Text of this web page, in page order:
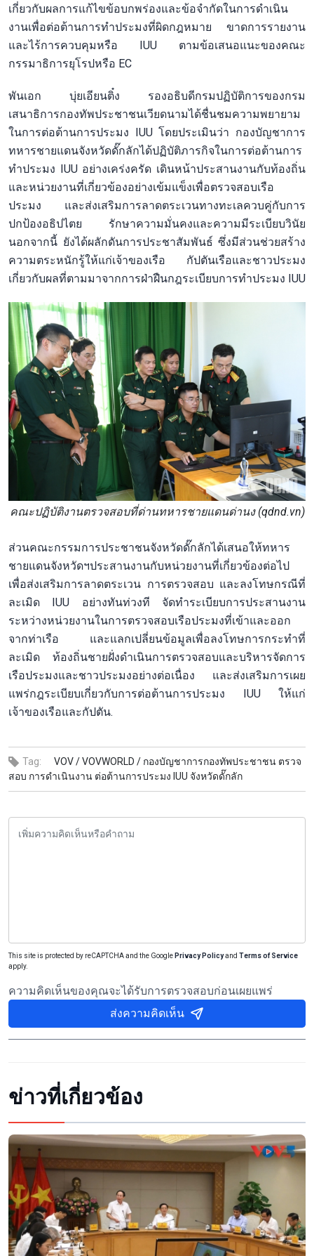
เกี่ยวกับผลการแก้ไขข้อบกพร่องและข้อจำกัดในการดำเนิน
งานเพื่อต่อต้านการทำประมงที่ผิดกฎหมาย ขาดการรายงาน
และไร้การควบคุมหรือ IUU ตามข้อเสนอแนะของคณะ
กรรมาธิการยุโรปหรือ EC
พันเอก บุ่ยเอียนติ๋ง รองอธิบดีกรมปฏิบัติการของกรม
เสนาธิการกองทัพประชาชนเวียดนามได้ชื่นชมความพยายาม
ในการต่อต้านการประมง IUU โดยประเมินว่า กองบัญชาการ
ทหารชายแดนจังหวัดดั๊กลักได้ปฏิบัติภารกิจในการต่อต้านการ
ทำประมง IUU อย่างเคร่งครัด เดินหน้าประสานงานกับท้องถิ่น
และหน่วยงานที่เกี่ยวข้องอย่างเข้มแข็งเพื่อตรวจสอบเรือ
ประมง และส่งเสริมการลาดตระเวนทางทะเลควบคู่กับการ
ปกป้องอธิปไตย รักษาความมั่นคงและความมีระเบียบวินัย
นอกจากนี้ ยังได้ผลักดันการประชาสัมพันธ์ ซึ่งมีส่วนช่วยสร้าง
ความตระหนักรู้ให้แก่เจ้าของเรือ กัปตันเรือและชาวประมง
เกี่ยวกับผลที่ตามมาจากการฝ่าฝืนกฎระเบียบการทำประมง IUU
คณะปฏิบัติงานตรวจสอบที่ด่านทหารชายแดนด่านง (qdnd.vn)
ส่วนคณะกรรมการประชาชนจังหวัดดั๊กลักได้เสนอให้ทหาร
ชายแดนจังหวัดฯประสานงานกับหน่วยงานที่เกี่ยวข้องต่อไป
เพื่อส่งเสริมการลาดตระเวน การตรวจสอบ และลงโทษกรณีที่
ละเมิด IUU อย่างทันท่วงที จัดทำระเบียบการประสานงาน
ระหว่างหน่วยงานในการตรวจสอบเรือประมงที่เข้าและออก
จากท่าเรือ และแลกเปลี่ยนข้อมูลเพื่อลงโทษการกระทำที่
ละเมิด ท้องถิ่นชายฝั่งดำเนินการตรวจสอบและบริหารจัดการ
เรือประมงและชาวประมงอย่างต่อเนื่อง และส่งเสริมการเผย
แพร่กฎระเบียบเกี่ยวกับการต่อต้านการประมง IUU ให้แก่
เจ้าของเรือและกัปตัน.
Tag: VOV /VOVWORLD / กองบัญชาการกองทัพประชาชน ตรวจ
สอบ การดำเนินงาน ต่อต้านการประมง IUU จังหวัดดั๊กลัก
This site is protected by reCAPTCHA and the Google Privacy Policyand Terms of Service
apply.
ความคิดเห็นของคุณจะได้รับการตรวจสอบก่อนเผยแพร่
ส่งความคิดเห็น
ข่าวที่เกี่ยวข้อง